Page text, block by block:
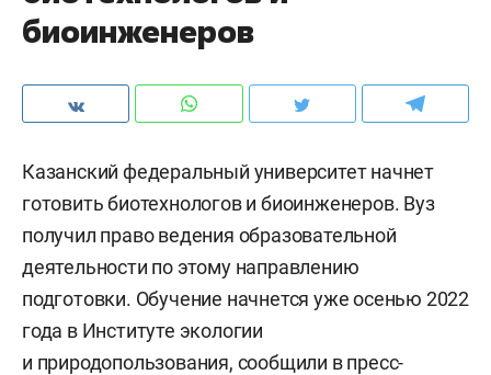
биоинженеров
Казанский федеральный университет начнет
готовить биотехнологов и биоинженеров. Вуз
получил право ведения образовательной
деятельности по этому направлению
подготовки. Обучение начнется уже осенью 2022
года в Институте экологии
и природопользования, сообщили в пресс-